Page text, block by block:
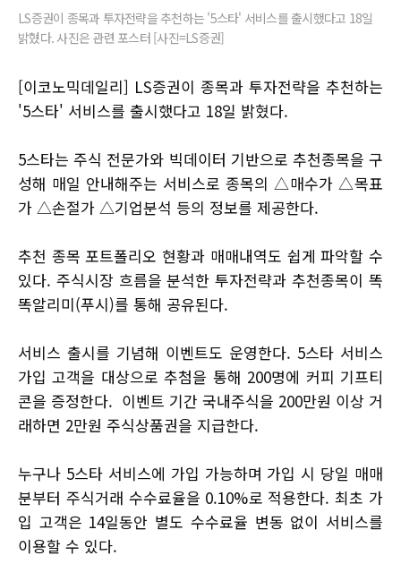
LS증권이 종목과 투자전략을 추천하는 '5스타' 서비스를 출시했다고 18일
밝혔다. 사진은 관련 포스터 [사진=LS증권]
[이코노믹데일리] LS증권이 종목과 투자전략을 추천하는
'5스타' 서비스를 출시했다고 18일 밝혔다.
5스타는 주식 전문가와 빅데이터 기반으로 추천종목을 구
성해 매일 안내해주는 서비스로 종목의 △매수가 △목표
가 △손절가 △기업분석 등의 정보를 제공한다.
추천 종목 포트폴리오 현황과 매매내역도 쉽게 파악할 수
있다. 주식시장 흐름을 분석한 투자전략과 추천종목이 똑
똑알리미(푸시)를 통해 공유된다.
서비스 출시를 기념해 이벤트도 운영한다. 5스타 서비스
가입 고객을 대상으로 추첨을 통해 200명에 커피 기프티
콘을 증정한다. 이벤트 기간 국내주식을 200만원 이상 거
래하면 2만원 주식상품권을 지급한다.
누구나 5스타 서비스에 가입 가능하며 가입 시 당일 매매
분부터 주식거래 수수료율을 0.10%로 적용한다. 최초 가
입 고객은 14일동안 별도 수수료율 변동 없이 서비스를
이용할 수 있다.